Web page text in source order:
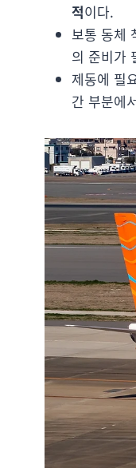
적이다.
보통 동체
의 준비가
제동에 필
간 부분에